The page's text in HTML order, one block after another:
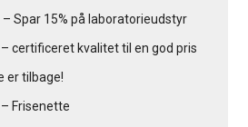
– Spar 15% på laboratorieudstyr
certificeret kvalitet til en god pris
er tilbage!
Frisenette